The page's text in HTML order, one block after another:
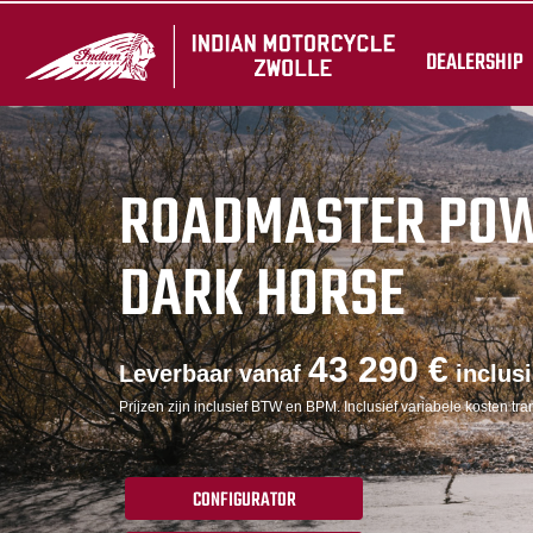
DEALERSHIP
ROADMASTER
DARK HORSE
Leverbaar vanaf43 290 €
Prijzen zijn inclusief BTW en BPM. Inclusief variabele kosten
CONFIGURATOR